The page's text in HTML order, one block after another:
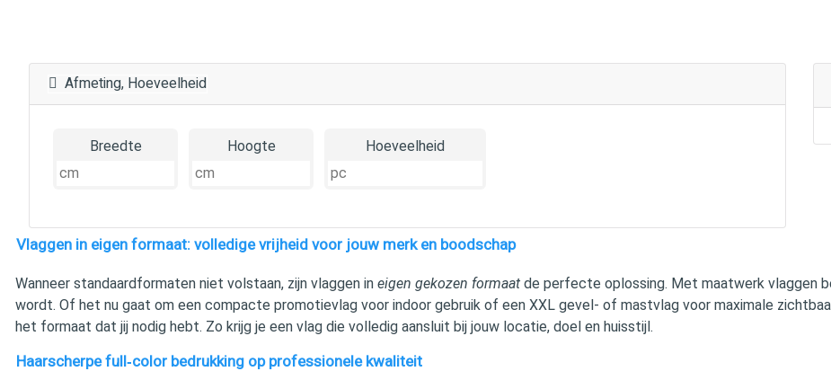
Afmeting, Hoeveelheid
Breedte Hoogte Hoeveelheid
Vlaggen in eigen formaat: volledige vrijheid voor jouw merk en boodschap
Wanneer standaardformaten niet volstaan, zijn vlaggen in eigen gekozen formaat de perfecte oplossing. Met maatwerk vlaggen
wordt. Of het nu gaat om een compacte promotievlag voor indoor gebruik of een XXL gevel- of mastvlag voor maximale
het formaat dat jij nodig hebt. Zo krijg je een vlag die volledig aansluit bij jouw locatie, doel en huisstijl.
Haarscherpe full‑color bedrukking op professionele kwaliteit